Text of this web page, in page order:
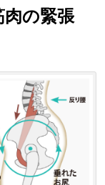
肉の緊張